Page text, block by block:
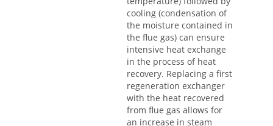
cooling (condensation of
the moisture contained in
the flue gas) can ensure
intensive heat exchange
in the process of heat
recovery. Replacing a first
regeneration exchanger
with the heat recovered
from flue gas allows for
an increase in steam